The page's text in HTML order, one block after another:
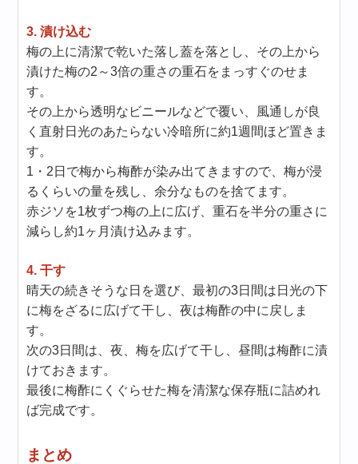
3. 漬け込む
梅の上に清潔で乾いた落し蓋を落とし、その上から
漬けた梅の2～3倍の重さの重石をまっすぐのせま
す。
その上から透明なビニールなどで覆い、風通しが良
く直射日光のあたらない冷暗所に約1週間ほど置きま
す。
1・2日で梅から梅酢が染み出てきますので、梅が浸
るくらいの量を残し、余分なものを捨てます。
赤ジソを1枚ずつ梅の上に広げ、重石を半分の重さに
減らし約1ヶ月漬け込みます。
4. 干す
晴天の続きそうな日を選び、最初の3日間は日光の下
に梅をざるに広げて干し、夜は梅酢の中に戻しま
す。
次の3日間は、夜、梅を広げて干し、昼間は梅酢に漬
けておきます。
最後に梅酢にくぐらせた梅を清潔な保存瓶に詰めれ
ば完成です。
まとめ